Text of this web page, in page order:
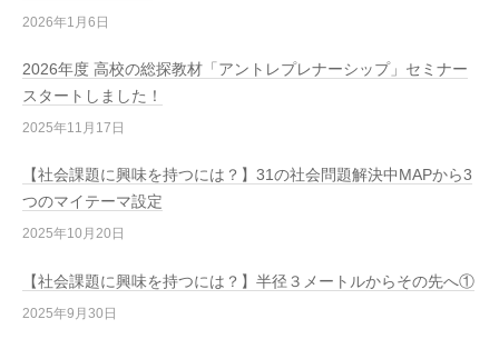
2026年1月6日
2026年度 高校の総探教材「アントレプレナーシップ」セミナー
スタートしました！
2025年11月17日
【社会課題に興味を持つには？】31の社会問題解決中MAPから3
つのマイテーマ設定
2025年10月20日
【社会課題に興味を持つには？】半径３メートルからその先へ①
2025年9月30日